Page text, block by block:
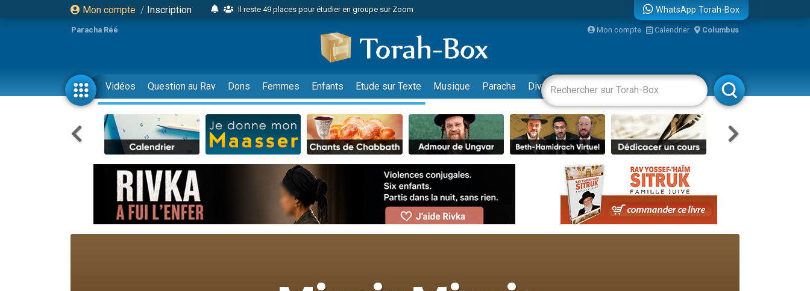
Mon compte / Inscription
Il reste 49 places pour étudier en groupe sur Zoom
2 personnes viennent de nous rejoindre sur WhatsApp
6 personnes viennent de nous rejoindre sur WhatsApp
4 personnes viennent de faire un don pour Reloger Rivka, 6 enfants, victime de violences...
2 personnes viennent de faire un don pour 1 Journée de Vacances Pour les Enfants
17 personnes viennent de demander une bénédiction
4 personnes viennent de nous rejoindre sur WhatsApp
Il reste 49 places pour étudier en groupe sur Zoom
Eva vient de donner son Maasser
4 personnes viennent de nous rejoindre sur WhatsApp
3 personnes viennent de nous rejoindre sur WhatsApp
Odaya vient de donner son Maasser
WhatsApp Torah-Box
Paracha Réé Mon compte Calendrier Columbus
Vidéos Question au Rav Dons Femmes Enfants Etude sur Texte Musique Paracha Divertissements Livres Rabbanim